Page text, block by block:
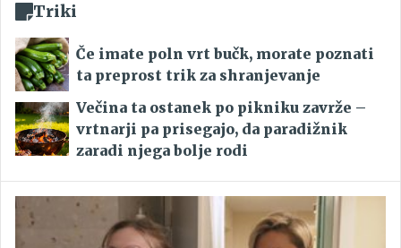
Triki
Če imate poln vrt bučk, morate poznati
ta preprost trik za shranjevanje
Večina ta ostanek po pikniku zavrže –
vrtnarji pa prisegajo, da paradižnik
zaradi njega bolje rodi